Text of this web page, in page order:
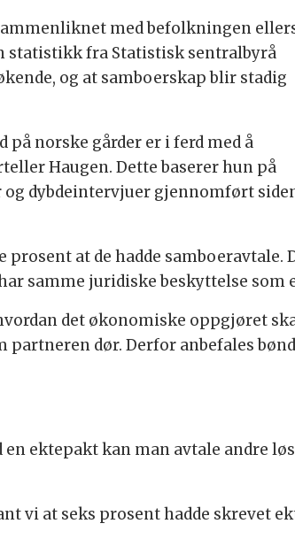
med befolkningen
statistikk fra Statistisk sentralbyrå
og at samboerskap blir stadig
norske gårder er i ferd med å
Haugen. Dette baserer hun på
dybdeintervjuer gjennomført
prosent at de hadde
samme juridiske beskyttelse som
det økonomiske oppgjøret
dør. Derfor anbefales
ektepakt kan man avtale andre
vi at seks prosent hadde skrevet